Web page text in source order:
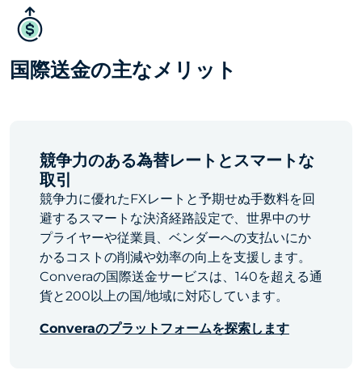
国際送金の主なメリット
競争力のある為替レートとスマートな
取引
競争力に優れたFXレートと予期せぬ手数料を回
避するスマートな決済経路設定で、世界中のサ
プライヤーや従業員、ベンダーへの支払いにか
かるコストの削減や効率の向上を支援します。
Converaの国際送金サービスは、140を超える通
貨と200以上の国/地域に対応しています。
Converaのプラットフォームを探索します